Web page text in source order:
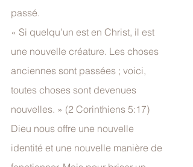
passé.
« Si quelqu’un est en Christ, il est
une nouvelle créature. Les choses
anciennes sont passées ; voici,
toutes choses sont devenues
nouvelles. » (2 Corinthiens 5:17)
Dieu nous offre une nouvelle
identité et une nouvelle manière de